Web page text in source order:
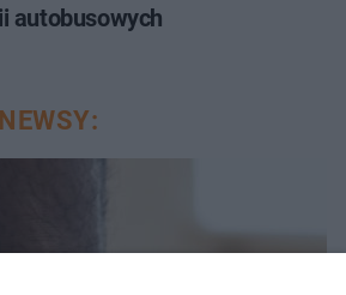
autobusowych